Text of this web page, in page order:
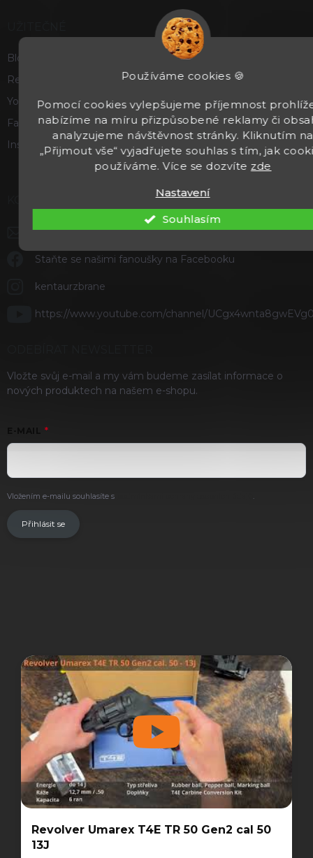
Používáme cookies 🍪
Pomocí cookies vylepšujeme příjemnost
nabízíme na míru přizpůsobené reklamy či
analyzujeme návštěvnost stránky. Kliknutím na
„Přijmout vše“ vyjadřujete souhlas s tím, jak
používáme. Více se dozvíte zde
Nastavení
Souhlasím
Blog
Recenze a hodnocení
Youtube
Facebook
Instagram
info@kentaurzbrane.cz
Staňte se našimi fanoušky na Facebooku
kentaurzbrane
https://www.youtube.com/channel/
Vložte svůj e-mail a my vám budeme zasílat informace o
nových produktech na našem e-shopu.
Vložením e-mailu souhlasíte s .
Přihlásit se
Revolver Umarex T4E TR 50 Gen2 cal 50
13J